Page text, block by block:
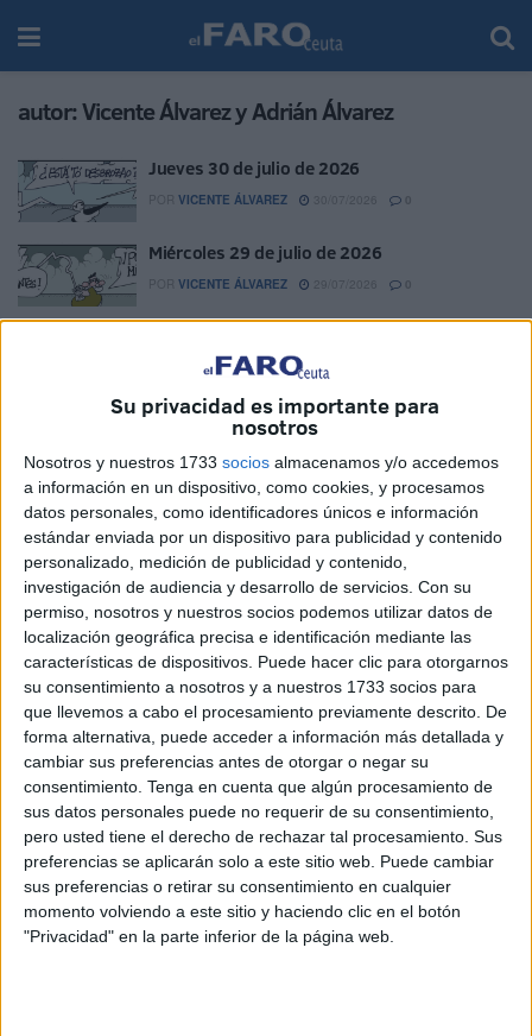
Su privacidad es importante para
nosotros
Nosotros y nuestros 1733 socios almacenamos y/o accedemos
a información en un dispositivo, como cookies, y procesamos
datos personales, como identificadores únicos e información
estándar enviada por un dispositivo para publicidad y contenido
personalizado, medición de publicidad y contenido,
investigación de audiencia y desarrollo de servicios. Con su
permiso, nosotros y nuestros socios podemos utilizar datos de
localización geográfica precisa e identificación mediante las
características de dispositivos. Puede hacer clic para otorgarnos
su consentimiento a nosotros y a nuestros 1733 socios para
que llevemos a cabo el procesamiento previamente descrito. De
forma alternativa, puede acceder a información más detallada y
cambiar sus preferencias antes de otorgar o negar su
consentimiento. Tenga en cuenta que algún procesamiento de
sus datos personales puede no requerir de su consentimiento,
pero usted tiene el derecho de rechazar tal procesamiento. Sus
preferencias se aplicarán solo a este sitio web. Puede cambiar
sus preferencias o retirar su consentimiento en cualquier
momento volviendo a este sitio y haciendo clic en el botón
"Privacidad" en la parte inferior de la página web.
autor:Vicente Álvarez y Adrián Álvarez
Jueves 30 de julio de 2026
VICENTE ÁLVAREZ 0
Miércoles 29 de julio de 2026
VICENTE ÁLVAREZ 29/07/2026 0
VICENTE ÁLVAREZ 28/07/2026
Lunes 27 de julio de 2026
VICENTE ÁLVAREZ
Domingo 26 de julio de 2026
POR VICENTE ÁLVAREZ 26/07/2026 0
Sábado 25 de julio de 2026
POR VICENTE ÁLVAREZ 25/07/2026 0
Viernes 24 de julio de 2026
POR VICENTE ÁLVAREZ 24/07/2026 0
Jueves 23 de julio de 2026
POR VICENTE ÁLVAREZ 23/07/2026 0
Miércoles 22 de julio de 2026
POR
Martes 21 de julio de 2026